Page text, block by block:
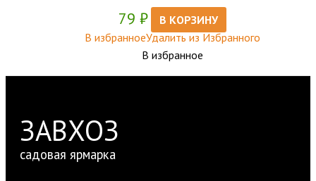
79 ₽
В КОРЗИНУ
В избранноеУдалить из Избранного
В избранное
ЗАВХОЗ
садовая ярмарка